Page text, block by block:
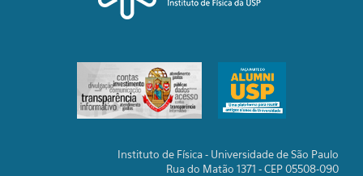
Instituto de Física - Universidade de São Paulo
Rua do Matão 1371 - CEP 05508-090